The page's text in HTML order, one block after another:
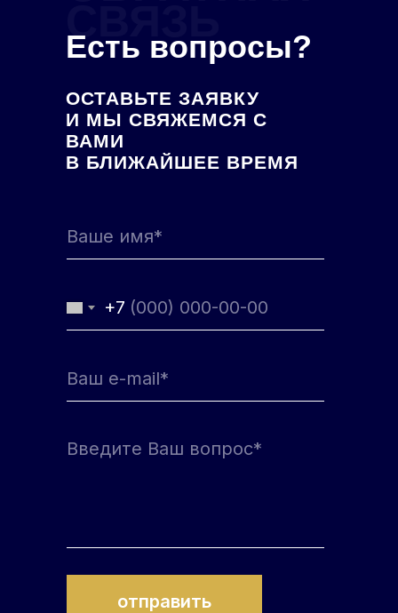
+7
отправить
Есть вопросы?
ОСТАВЬТЕ ЗАЯВКУ
И МЫ СВЯЖЕМСЯ С
ВАМИ
В БЛИЖАЙШЕЕ ВРЕМЯ